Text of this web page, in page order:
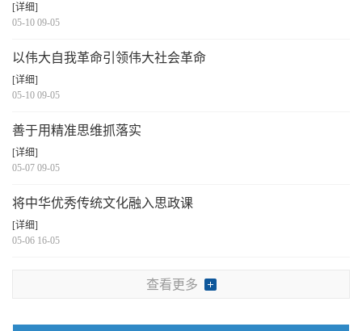
[详细]
05-10 09-05
以伟大自我革命引领伟大社会革命
[详细]
05-10 09-05
善于用精准思维抓落实
[详细]
05-07 09-05
将中华优秀传统文化融入思政课
[详细]
05-06 16-05
查看更多